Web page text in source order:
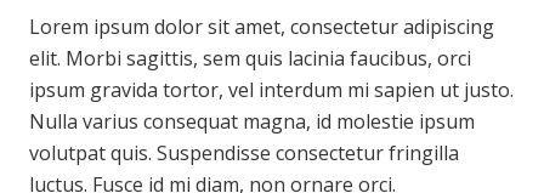
Lorem ipsum dolor sit amet, consectetur adipiscing
elit. Morbi sagittis, sem quis lacinia faucibus, orci
ipsum gravida tortor, vel interdum mi sapien ut justo.
Nulla varius consequat magna, id molestie ipsum
volutpat quis. Suspendisse consectetur fringilla
luctus. Fusce id mi diam, non ornare orci.